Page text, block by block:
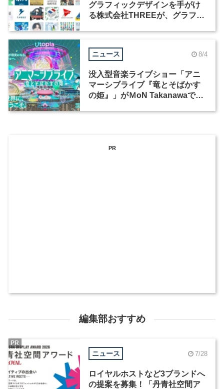
グラフィックデザインを手がけ
る株式会社THREEが、グラフィ
ニュース 8/4
没入型音楽ライブショー「アニ
マーシブライブ『竜とそばかす
の姫』」がＭoN Takanawaで開
PR
編集部おすすめ
ニュース 7/28
ロイヤルホストなど3ブランドへ
の提案を募集！「丹青社空間ア
PR